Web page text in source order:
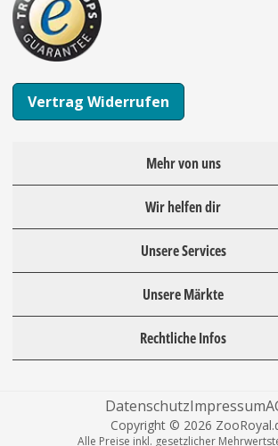
Vertrag Widerrufen
Mehr von uns
Wir helfen dir
Unsere Services
Unsere Märkte
Rechtliche Infos
DatenschutzImpressum
Copyright © 2026
Alle Preise inkl. gesetzlicher